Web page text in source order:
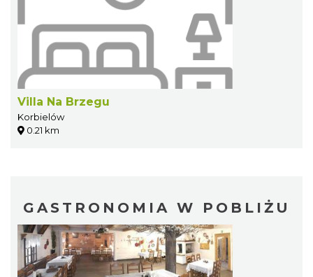
Villa Na Brzegu
Korbielów
0.21 km
GASTRONOMIA W POBLIŻU